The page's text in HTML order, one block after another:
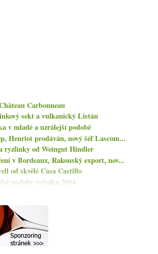
Carbonneau
sekt a vulkanický Listán
v mladé a uzrálejší podobě
Henriot prodáván, nový šéf Lascom...
ryzlinky od Weingut Hindler
v Bordeaux, Rakouský export, nov...
od skvělé Casa Castillo
podoby ročníku 2014
v Sekthaus Raumland
bych zvládl pít…
a fajn Morellino od Podere 414
když se řekne Bordeaux?
z Nackenheimu a Zeltingenu
a jejich pohled na Frankovku